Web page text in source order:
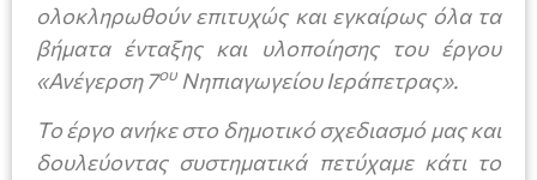
ολοκληρωθούν επιτυχώς και εγκαίρως όλα τα
βήματα ένταξης και υλοποίησης του έργου
«Ανέγερση 7ου Νηπιαγωγείου Ιεράπετρας».
Το έργο ανήκε στο δημοτικό σχεδιασμό μας και
δουλεύοντας συστηματικά πετύχαμε κάτι το